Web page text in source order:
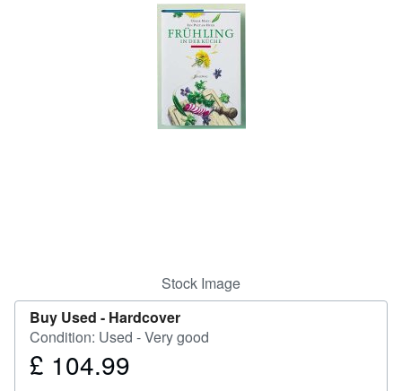
Stock Image
Buy Used - Hardcover
Condition: Used - Very good
Price
£ 104.99